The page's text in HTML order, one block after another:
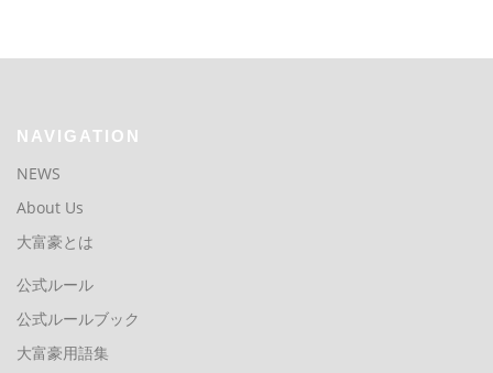
NAVIGATION
NEWS
About Us
大富豪とは
公式ルール
公式ルールブック
大富豪用語集